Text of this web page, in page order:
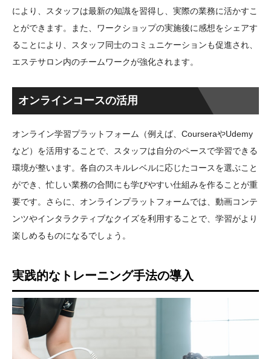
により、スタッフは最新の知識を習得し、実際の業務に活かすこ
とができます。また、ワークショップの実施後に感想をシェアす
ることにより、スタッフ同士のコミュニケーションも促進され、
エステサロン内のチームワークが強化されます。
オンラインコースの活用
オンライン学習プラットフォーム（例えば、CourseraやUdemy
など）を活用することで、スタッフは自分のペースで学習できる
環境が整います。各自のスキルレベルに応じたコースを選ぶこと
ができ、忙しい業務の合間にも学びやすい仕組みを作ることが重
要です。さらに、オンラインプラットフォームでは、動画コンテ
ンツやインタラクティブなクイズを利用することで、学習がより
楽しめるものになるでしょう。
実践的なトレーニング手法の導入